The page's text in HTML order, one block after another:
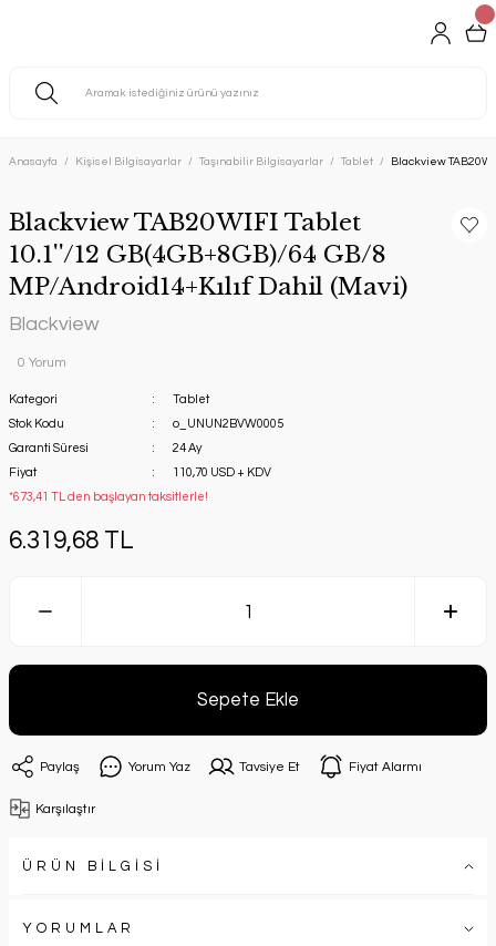
Anasayfa Kişisel Bilgisayarlar Taşınabilir Bilgisayarlar Tablet Blackview
Blackview TAB20WIFI Tablet
10.1''/12 GB(4GB+8GB)/64 GB/8
MP/Android14+Kılıf Dahil (Mavi)
Blackview
0 Yorum
Kategori
Tablet
Stok Kodu
o_UNUN2BVW0005
Garanti Süresi
24 Ay
Fiyat
110,70 USD + KDV
*673,41 TL den başlayan taksitlerle!
6.319,68 TL
Sepete Ekle
Paylaş Yorum Yaz Tavsiye Et Fiyat Alarmı
Karşılaştır
ÜRÜN BİLGİSİ
YORUMLAR